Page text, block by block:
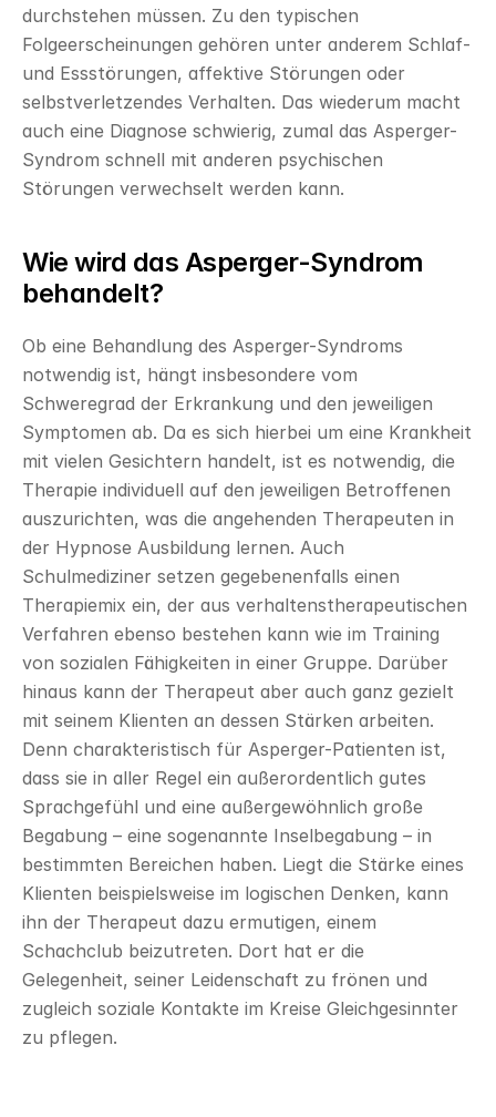
durchstehen müssen. Zu den typischen
Folgeerscheinungen gehören unter anderem Schlaf-
und Essstörungen, affektive Störungen oder
selbstverletzendes Verhalten. Das wiederum macht
auch eine Diagnose schwierig, zumal das Asperger-
Syndrom schnell mit anderen psychischen
Störungen verwechselt werden kann.
Wie wird das Asperger-Syndrom
behandelt?
Ob eine Behandlung des Asperger-Syndroms
notwendig ist, hängt insbesondere vom
Schweregrad der Erkrankung und den jeweiligen
Symptomen ab. Da es sich hierbei um eine Krankheit
mit vielen Gesichtern handelt, ist es notwendig, die
Therapie individuell auf den jeweiligen Betroffenen
auszurichten, was die angehenden Therapeuten in
der Hypnose Ausbildung lernen. Auch
Schulmediziner setzen gegebenenfalls einen
Therapiemix ein, der aus verhaltenstherapeutischen
Verfahren ebenso bestehen kann wie im Training
von sozialen Fähigkeiten in einer Gruppe. Darüber
hinaus kann der Therapeut aber auch ganz gezielt
mit seinem Klienten an dessen Stärken arbeiten.
Denn charakteristisch für Asperger-Patienten ist,
dass sie in aller Regel ein außerordentlich gutes
Sprachgefühl und eine außergewöhnlich große
Begabung – eine sogenannte Inselbegabung – in
bestimmten Bereichen haben. Liegt die Stärke eines
Klienten beispielsweise im logischen Denken, kann
ihn der Therapeut dazu ermutigen, einem
Schachclub beizutreten. Dort hat er die
Gelegenheit, seiner Leidenschaft zu frönen und
zugleich soziale Kontakte im Kreise Gleichgesinnter
zu pflegen.